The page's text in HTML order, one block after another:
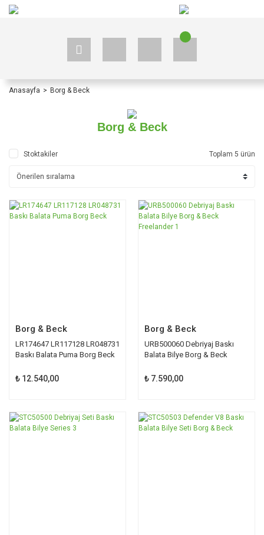
Anasayfa Borg & Beck
Borg & Beck
Stoktakiler Toplam 5 ürün
Borg & Beck
LR174647 LR117128 LR048731
Baskı Balata Puma Borg Beck
₺ 12.540,00
Borg & Beck
URB500060 Debriyaj Baskı
Balata Bilye Borg & Beck
₺ 7.590,00